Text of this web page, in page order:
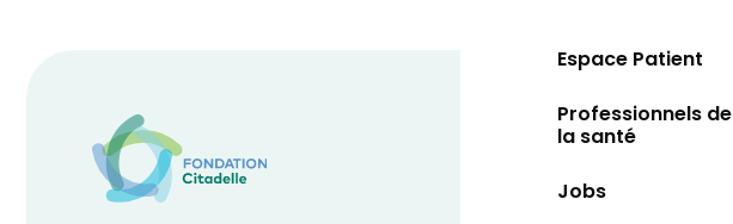
Espace Patient
Professionnels de
la santé
Jobs